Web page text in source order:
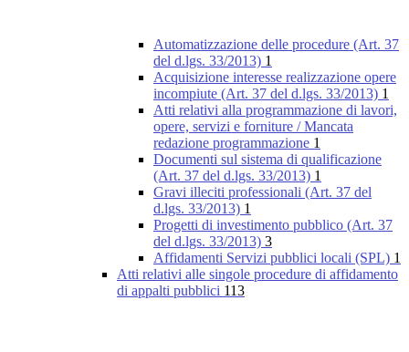
Automatizzazione delle procedure (Art. 37
del d.lgs. 33/2013) 1
Acquisizione interesse realizzazione opere
incompiute (Art. 37 del d.lgs. 33/2013) 1
Atti relativi alla programmazione di lavori,
opere, servizi e forniture / Mancata
redazione programmazione 1
Documenti sul sistema di qualificazione
(Art. 37 del d.lgs. 33/2013) 1
Gravi illeciti professionali (Art. 37 del
d.lgs. 33/2013) 1
Progetti di investimento pubblico (Art. 37
del d.lgs. 33/2013) 3
Affidamenti Servizi pubblici locali (SPL) 1
Atti relativi alle singole procedure di affidamento
di appalti pubblici 113